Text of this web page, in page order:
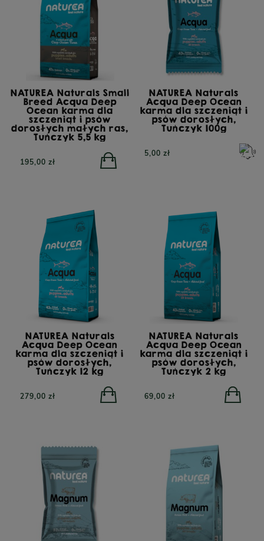
NATUREA Naturals Small
Breed Acqua Deep
Ocean karma dla
szczeniąt i psów
dorosłych małych ras,
Tuńczyk 5,5 kg
195,00 zł
NATUREA Naturals
Acqua Deep Ocean
karma dla szczeniąt i
psów dorosłych,
Tuńczyk 100g
5,00 zł
NATUREA Naturals
Acqua Deep Ocean
karma dla szczeniąt i
psów dorosłych,
Tuńczyk 12 kg
279,00 zł
NATUREA Naturals
Acqua Deep Ocean
karma dla szczeniąt i
psów dorosłych,
Tuńczyk 2 kg
69,00 zł